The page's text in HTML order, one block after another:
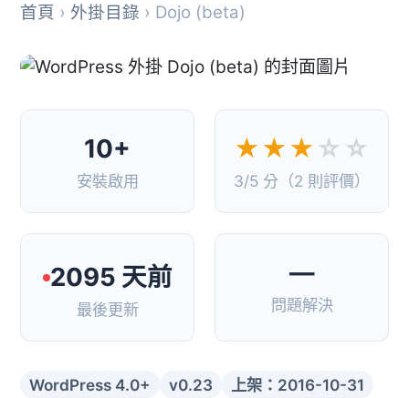
首頁 › 外掛目錄 › Dojo (beta)
10+
安裝啟用
★★★ ☆☆
3/5 分（2 則評價）
2095 天前
最後更新
—
問題解決
WordPress 4.0+ v0.23 上架：2016-10-31